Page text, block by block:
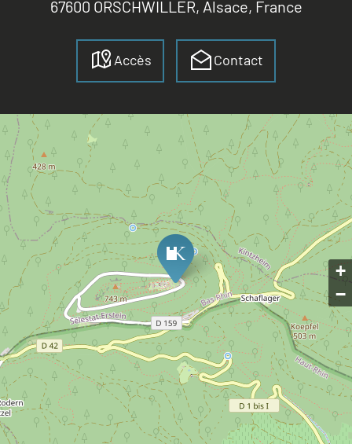
67600 ORSCHWILLER, Alsace, France
Accès Contact
+
−